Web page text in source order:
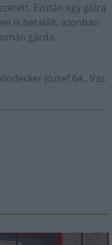
Ezután egy gólra
is betalált, azonban
gárda.
József 64., Vas